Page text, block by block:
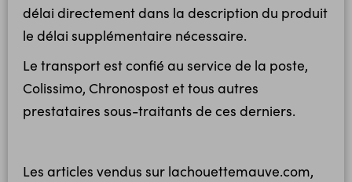
délai directement dans la description du produit
le délai supplémentaire nécessaire.
Le transport est confié au service de la poste,
Colissimo, Chronospost et tous autres
prestataires sous-traitants de ces derniers.
Les articles vendus sur lachouettemauve.com,